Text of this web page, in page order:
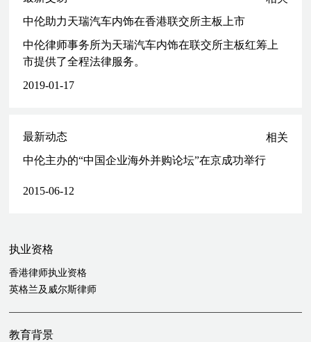
供法律服务
为 TCL 多媒体科技向其控股股东﹑关连人士及其他投资者进行股份
配售，筹集资金大约为港币 12 亿元，并就交易涉及的香港《收购及
合并守则》的事宜提供法律服务
供法律服务
为厚朴基金向苏格兰皇家银行收购中国银行价值大约为港币 35 亿元
H股的事宜提供法律服务
营商高鑫零售在香港联交所进行首次公开发售集资港币 82 亿元（11
中伦助力天瑞汽车内饰在香港联交所主板上市
中伦律师事务所为天瑞汽车内饰在联交所主板红筹上
市提供了全程法律服务。
2019-01-17
最新动态
相关
中伦主办的“中国企业海外并购论坛”在京成功举行
2015-06-12
执业资格
香港律师执业资格
英格兰及威尔斯律师
教育背景